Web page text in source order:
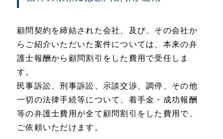
顧問契約を締結された会社、及び、その会社か
らご紹介いただいた案件については、本来の弁
護士報酬から顧問割引をした費用で受任しま
す。
民事訴訟、刑事訴訟、示談交渉、調停、その他
一切の法律手続等について、着手金・成功報酬
等の弁護士費用が全て顧問割引をした費用で、
ご依頼いただけます。